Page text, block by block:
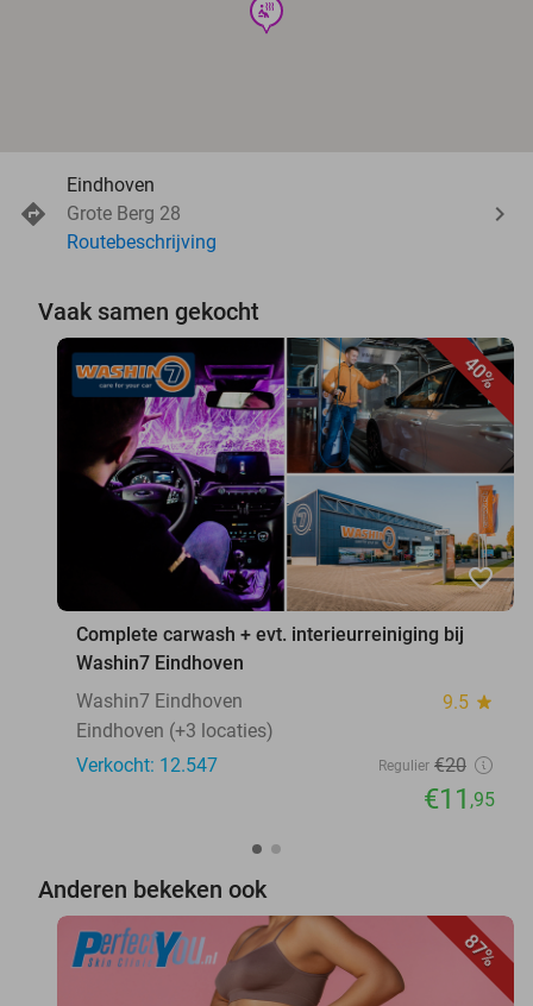
wellness
Eindhoven
Grote Berg 28
Routebeschrijving
Vaak samen gekocht
40%
favorite_border
Complete carwash + evt. interieurreiniging bij
Washin7 Eindhoven
Washin7 Eindhoven
9.5 star
Eindhoven (+3 locaties)
Verkocht: 12.547
Regulier €20
€11 ,95
Anderen bekeken ook
87%